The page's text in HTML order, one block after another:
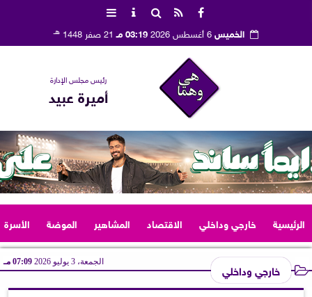
الخميس 03:19 مـ 21 صفر 1448 هـ
رئيس مجلس الإدارة
أميرة عبيد
الرئيسية خارجي وداخلي الاقتصاد المشاهير الموضة الأسرة
خارجي وداخلي الجمعة، 3 يوليو 2026 07:09 مـ